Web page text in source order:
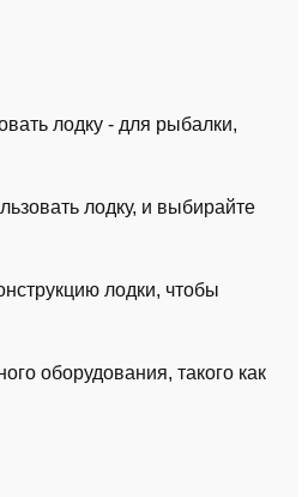
лодку - для рыбалки,
лодку, и выбирайте
лодки, чтобы
оборудования, такого как